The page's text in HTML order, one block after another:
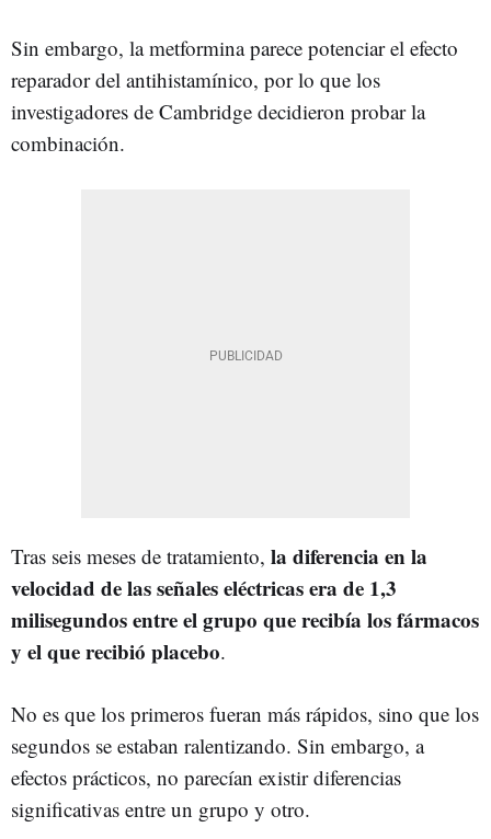
Sin embargo, la metformina parece potenciar el efecto
reparador del antihistamínico, por lo que los
investigadores de Cambridge decidieron probar la
combinación.
Tras seis meses de tratamiento, la diferencia en la
velocidad de las señales eléctricas era de 1,3
milisegundos entre el grupo que recibía los fármacos
y el que recibió placebo.
No es que los primeros fueran más rápidos, sino que los
segundos se estaban ralentizando. Sin embargo, a
efectos prácticos, no parecían existir diferencias
significativas entre un grupo y otro.